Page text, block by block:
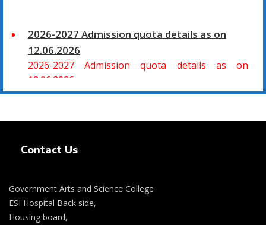
2026-2027 Admission quota details as on
12.06.2026
2026-2027 Admission quota details as on
12.06.2026
சிவகாசி, அரசு கலை மற்றும் அறிவியல் கல்லூரியில்
08.06.2026 அன்று B.Sc., கணிதம், B.Sc., கணினி
விலங்கியல் ஆகிய அறிவியல் பாடப்பிரிவுகளுக்கும்,
09.06.2026 அன்று B.Com., வணிகவியல், B.B.A.,
வணிக நிர்வாகவியல், B.A., பொருளியல், B.A., வரலாறு
Contact Us
Government Arts and Science College
ESI Hospital Back side,
Housing board,